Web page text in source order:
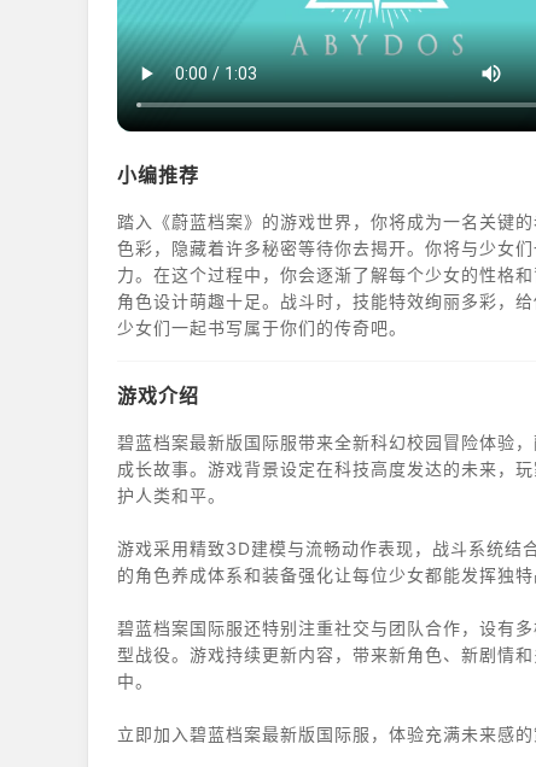
小编推荐
踏入《蔚蓝档案》的游戏世界，你将成为一名关键
色彩，隐藏着许多秘密等待你去揭开。你将与少女
力。在这个过程中，你会逐渐了解每个少女的性格
角色设计萌趣十足。战斗时，技能特效绚丽多彩，
少女们一起书写属于你们的传奇吧。
游戏介绍
碧蓝档案最新版国际服带来全新科幻校园冒险体验
成长故事。游戏背景设定在科技高度发达的未来，
护人类和平。
游戏采用精致3D建模与流畅动作表现，战斗系统结
的角色养成体系和装备强化让每位少女都能发挥独
碧蓝档案国际服还特别注重社交与团队合作，设有
型战役。游戏持续更新内容，带来新角色、新剧情
中。
立即加入碧蓝档案最新版国际服，体验充满未来感